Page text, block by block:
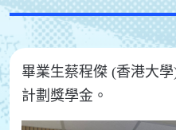
畢業生蔡程傑 (香港大
計劃獎學金。